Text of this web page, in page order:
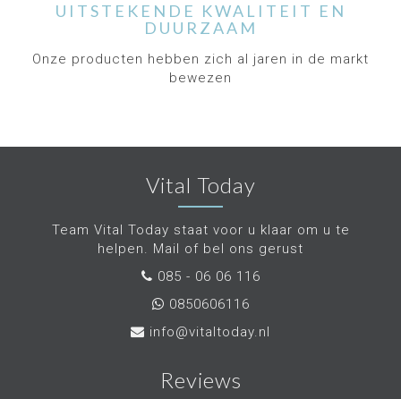
UITSTEKENDE KWALITEIT EN
DUURZAAM
Onze producten hebben zich al jaren in de markt
bewezen
Vital Today
Team Vital Today staat voor u klaar om u te
helpen. Mail of bel ons gerust
085 - 06 06 116
0850606116
info@vitaltoday.nl
Reviews